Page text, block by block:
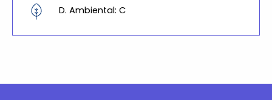
D. Ambiental: C